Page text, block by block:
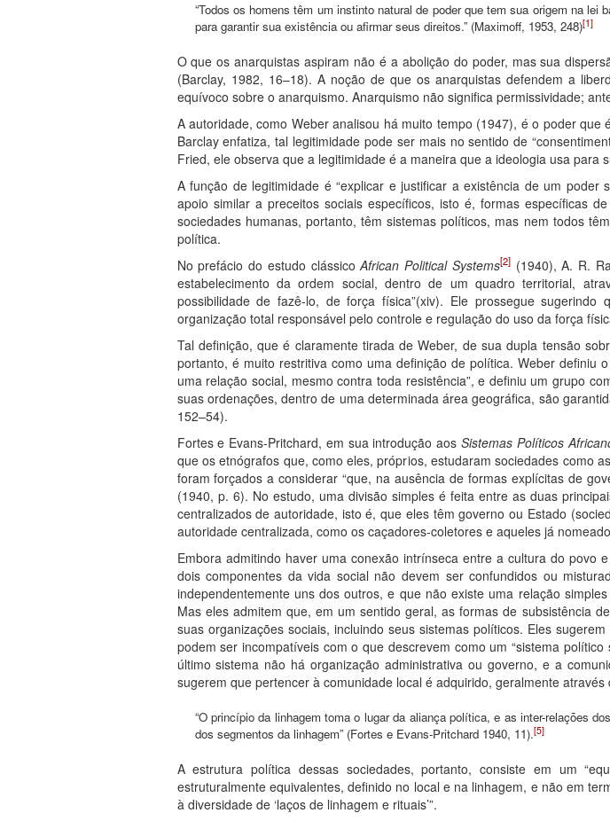
“Todos os homens têm um instinto natural de poder que tem sua origem na
para garantir sua existência ou afirmar seus direitos.” (Maximoff, 1953, 248)[1]
O que os anarquistas aspiram não é a abolição do poder, mas sua
(Barclay, 1982, 16–18). A noção de que os anarquistas defendem a
equívoco sobre o anarquismo. Anarquismo não significa permissividade;
A autoridade, como Weber analisou há muito tempo (1947), é o poder
Barclay enfatiza, tal legitimidade pode ser mais no sentido de
Fried, ele observa que a legitimidade é a maneira que a ideologia usa para
A função de legitimidade é “explicar e justificar a existência de um
apoio similar a preceitos sociais específicos, isto é, formas específicas
sociedades humanas, portanto, têm sistemas políticos, mas nem todos
política.
No prefácio do estudo clássicoAfrican Political Systems[2](1940), A. R.
estabelecimento da ordem social, dentro de um quadro territorial,
possibilidade de fazê-lo, de força física”(xiv). Ele prossegue
organização total responsável pelo controle e regulação do uso da força
Tal definição, que é claramente tirada de Weber, de sua dupla tensão
portanto, é muito restritiva como uma definição de política. Weber definiu
uma relação social, mesmo contra toda resistência”, e definiu um grupo
suas ordenações, dentro de uma determinada área geográfica, são
152–54).
Fortes e Evans-Pritchard, em sua introdução aos Sistemas Políticos
que os etnógrafos que, como eles, próprios, estudaram sociedades como
foram forçados a considerar “que, na ausência de formas explícitas de
(1940, p. 6). No estudo, uma divisão simples é feita entre as duas
centralizados de autoridade, isto é, que eles têm governo ou Estado
autoridade centralizada, como os caçadores-coletores e aqueles já
Embora admitindo haver uma conexão intrínseca entre a cultura do povo
dois componentes da vida social não devem ser confundidos ou
independentemente uns dos outros, e que não existe uma relação
Mas eles admitem que, em um sentido geral, as formas de subsistência
suas organizações sociais, incluindo seus sistemas políticos. Eles
podem ser incompatíveis com o que descrevem como um “sistema
último sistema não há organização administrativa ou governo, e a
sugerem que pertencer à comunidade local é adquirido, geralmente
“O princípio da linhagem toma o lugar da aliança política, e as inter-relações
dos segmentos da linhagem” (Fortes e Evans-Pritchard 1940, 11).[5]
A estrutura política dessas sociedades, portanto, consiste em um
estruturalmente equivalentes, definido no local e na linhagem, e não em
à diversidade de ‘laços de linhagem e rituais’”.